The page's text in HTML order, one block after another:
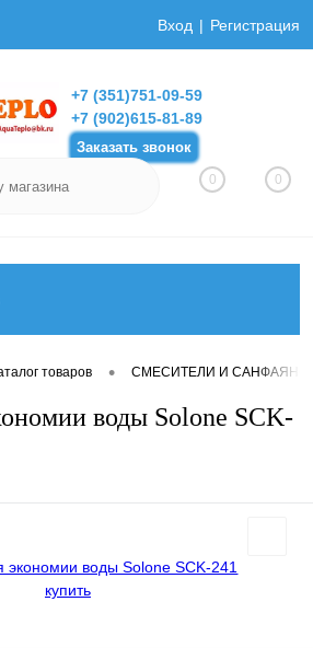
Вход Регистрация
+7 (351)751-09-59
+7 (902)615-81-89
Заказать звонок
0 0
товаров • СМЕСИТЕЛИ И САНФАЯНС
воды Solone SCK-